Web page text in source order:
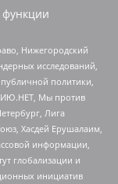
Нижегородский
исследований,
политики,
Мы против
Лига
Хасдей Ерушалаим,
информации,
глобализации и
инициатив